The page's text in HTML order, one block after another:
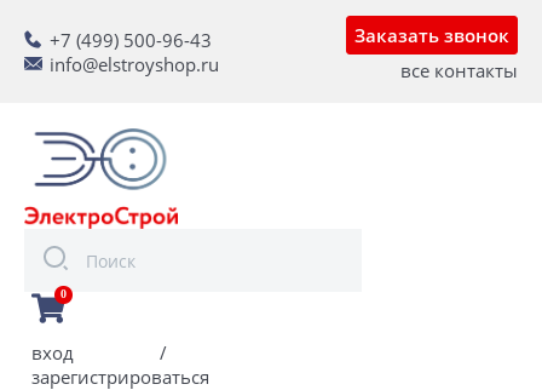
+7 (499) 500-96-43
info@elstroyshop.ru
Заказать звонок
все контакты
0
вход
/
зарегистрироваться